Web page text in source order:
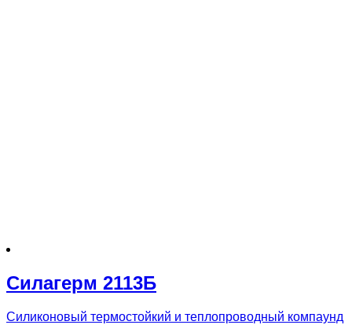
Силагерм 2113Б
Силиконовый термостойкий и теплопроводный компаунд